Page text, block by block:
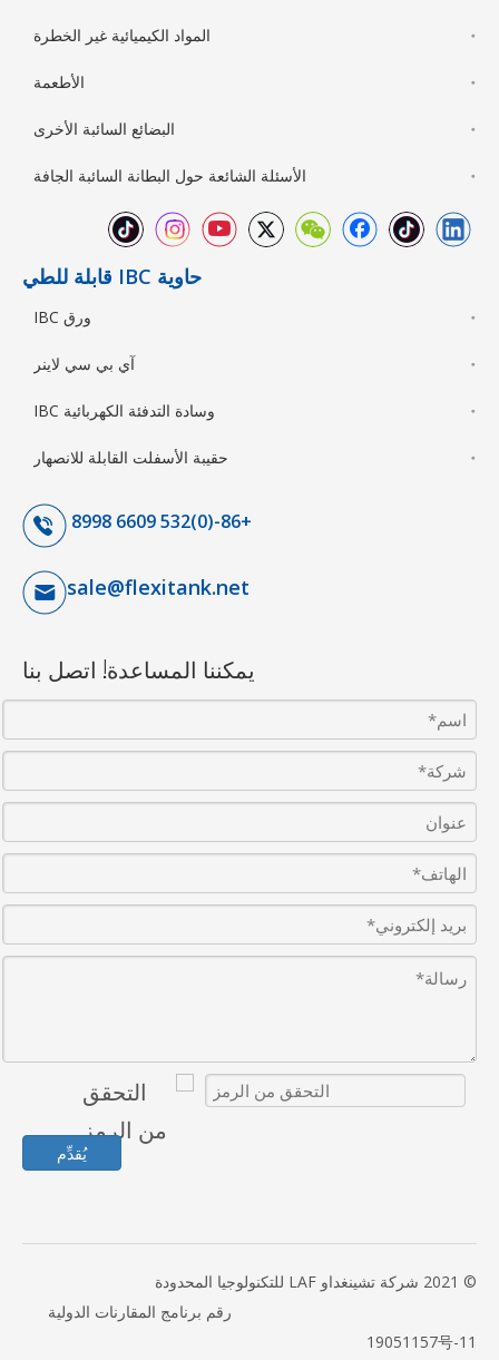
المواد الكيميائية غير الخطرة
الأطعمة
البضائع السائبة الأخرى
الأسئلة الشائعة حول البطانة السائبة الجافة
حاوية IBC قابلة للطي
ورق IBC
آي بي سي لاينر
وسادة التدفئة الكهربائية IBC
حقيبة الأسفلت القابلة للانصهار
+86-(0)532 6609 8998
sale@flexitank.net
يمكننا المساعدة! اتصل بنا
يُقدِّم
© 2021 شركة تشينغداو LAF للتكنولوجيا المحدودة
رقم برنامج المقارنات الدولية
19051157号-11